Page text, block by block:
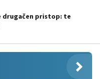
drugačen pristop: te